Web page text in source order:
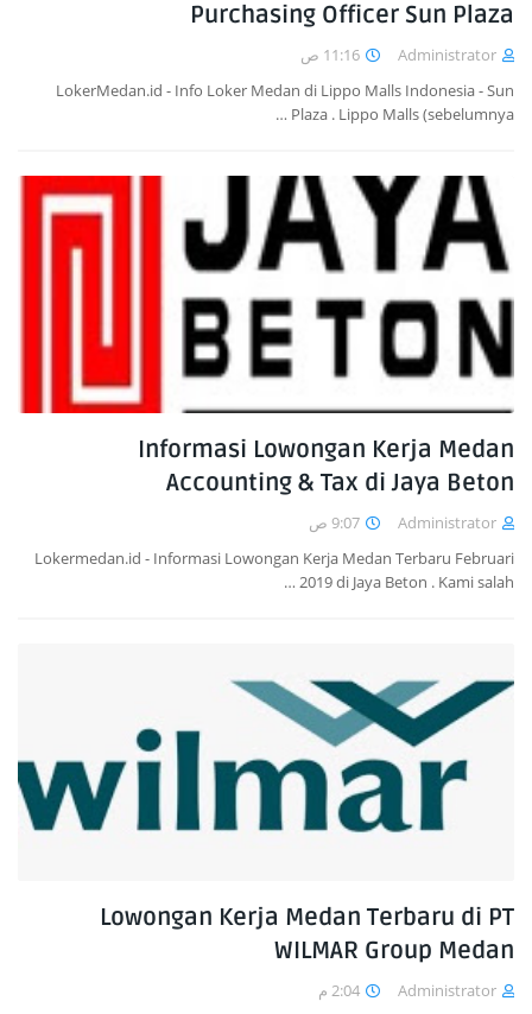
Purchasing Officer Sun Plaza
Administrator
11:16 ص
LokerMedan.id - Info Loker Medan di Lippo Malls Indonesia - Sun
Plaza . Lippo Malls (sebelumnya …
Informasi Lowongan Kerja Medan
Accounting & Tax di Jaya Beton
Administrator
9:07 ص
Lokermedan.id - Informasi Lowongan Kerja Medan Terbaru Februari
2019 di Jaya Beton . Kami salah …
Lowongan Kerja Medan Terbaru di PT
WILMAR Group Medan
Administrator
2:04 م